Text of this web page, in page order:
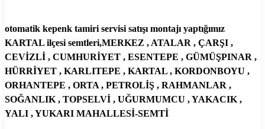
otomatik kepenk tamiri servisi satışı montajı yaptığımız
KARTAL ilçesi semtleri,MERKEZ , ATALAR , ÇARŞI ,
CEVİZLİ , CUMHURİYET , ESENTEPE , GÜMÜŞPINAR ,
HÜRRİYET , KARLITEPE , KARTAL , KORDONBOYU ,
ORHANTEPE , ORTA , PETROLİŞ , RAHMANLAR ,
SOĞANLIK , TOPSELVİ , UĞURMUMCU , YAKACIK ,
YALI , YUKARI MAHALLESİ-SEMTİ